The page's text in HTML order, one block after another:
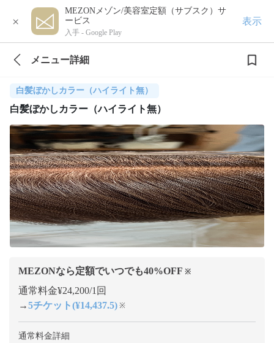
×
MEZONメゾン/美容室定額（サブスク）サ
ービス
入手 - Google Play
表示
メニュー詳細
白髪ぼかしカラー（ハイライト無）
白髪ぼかしカラー（ハイライト無）
MEZONなら定額でいつでも40%OFF ※
通常料金¥24,200/1回
→5チケット(¥14,437.5) ※
通常料金詳細